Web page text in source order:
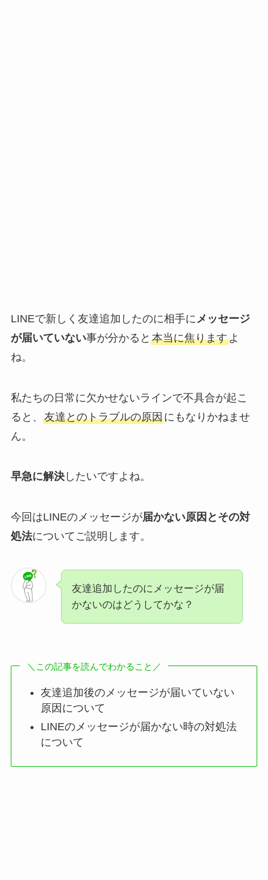
LINEで新しく友達追加したのに相手に メッセージ
が届いていない事が分かると 本当に焦りますよ
ね。
私たちの日常に欠かせないラインで不具合が起こ
ると、 友達とのトラブルの原因にもなりかねませ
ん。
早急に解決したいですよね。
今回はLINEのメッセージが届かない原因とその対
処法についてご説明します。
友達追加したのにメッセージが届
かないのはどうしてかな？
＼この記事を読んでわかること／
友達追加後のメッセージが届いていない
原因について
LINEのメッセージが届かない時の対処法
について